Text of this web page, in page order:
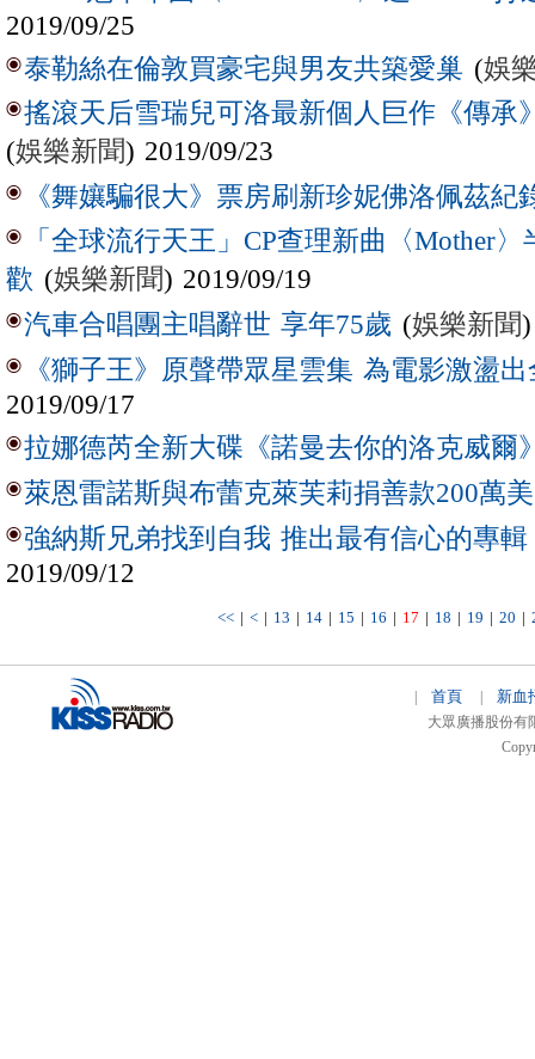
2019/09/25
泰勒絲在倫敦買豪宅與男友共築愛巢 (娛
搖滾天后雪瑞兒可洛最新個人巨作《傳承
(娛樂新聞) 2019/09/23
《舞孃騙很大》票房刷新珍妮佛洛佩茲紀
「全球流行天王」CP查理新曲〈Mother
歡 (娛樂新聞) 2019/09/19
汽車合唱團主唱辭世 享年75歲 (娛樂新聞
《獅子王》原聲帶眾星雲集 為電影激盪
2019/09/17
拉娜德芮全新大碟《諾曼去你的洛克威爾
萊恩雷諾斯與布蕾克萊芙莉捐善款200萬
強納斯兄弟找到自我 推出最有信心的專
2019/09/12
<< | < | 13 | 14 | 15 | 16 | 17 | 18 | 19 | 20 |
首頁 新血
大眾廣播股份有